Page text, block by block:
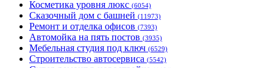
Косметика уровня люкс (6054)
Сказочный дом с башней (11973)
Ремонт и отделка офисов (7393)
Автомойка на пять постов (3935)
Мебельная студия под ключ (6529)
Строительство автосервиса (5542)